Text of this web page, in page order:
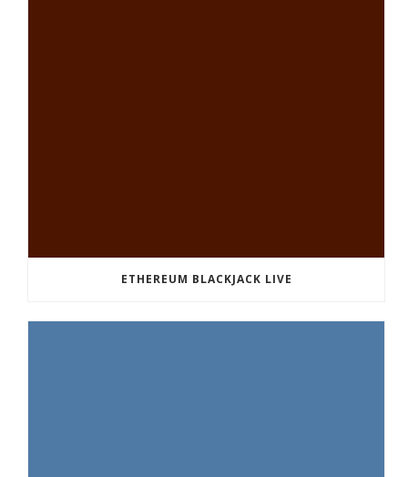
ETHEREUM BLACKJACK LIVE